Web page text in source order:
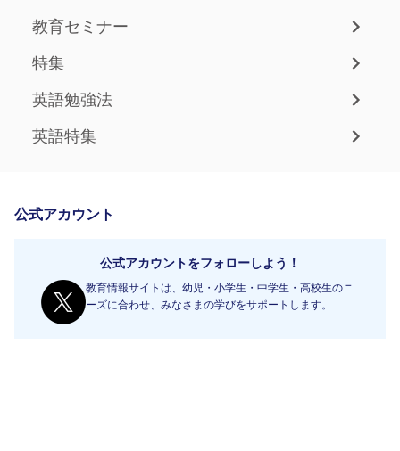
教育セミナー
特集
英語勉強法
英語特集
公式アカウント
公式アカウントをフォローしよう！
教育情報サイトは、幼児・小学生・中学生・高校生のニ
ーズに合わせ、みなさまの学びをサポートします。